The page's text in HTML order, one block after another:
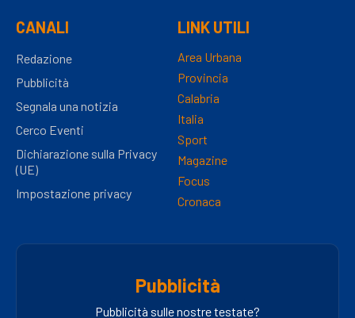
CANALI
Redazione
Pubblicità
Segnala una notizia
Cerco Eventi
Dichiarazione sulla Privacy
(UE)
Impostazione privacy
LINK UTILI
Area Urbana
Provincia
Calabria
Italia
Sport
Magazine
Focus
Cronaca
Pubblicità
Pubblicità sulle nostre testate?